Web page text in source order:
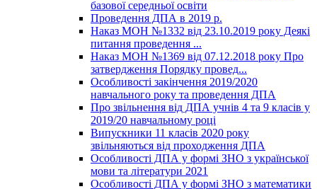
базової середньої освіти
Проведення ДПА в 2019 р.
Наказ МОН №1332 від 23.10.2019 року Деякі
питання проведення ...
Наказ МОН №1369 від 07.12.2018 року Про
затвердження Порядку провед...
Особливості закінчення 2019/2020
навчального року та проведення ДПА
Про звільнення від ДПА учнів 4 та 9 класів у
2019/20 навчальному році
Випускники 11 класів 2020 року
звільняються від проходження ДПА
Особливості ДПА у формі ЗНО з української
мови та літератури 2021
Особливості ДПА у формі ЗНО з математики